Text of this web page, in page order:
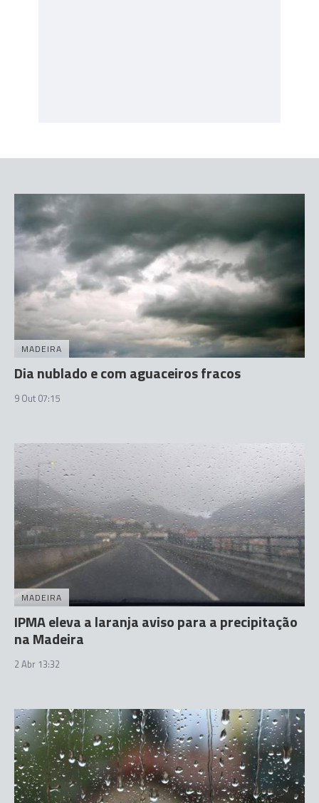
MADEIRA
Dia nublado e com aguaceiros fracos
9 Out 07:15
MADEIRA
IPMA eleva a laranja aviso para a precipitação
na Madeira
2 Abr 13:32